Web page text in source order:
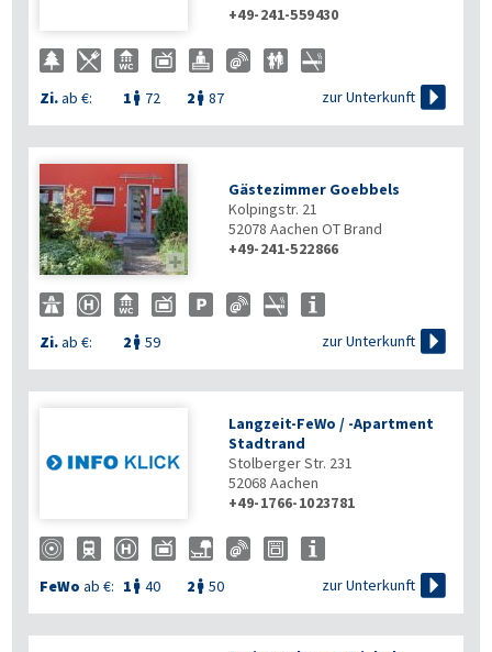
+49-241-559430
Zi.ab €: 1  72 2  87 zur Unterkunft 

Gästezimmer Goebbels
Kolpingstr. 21
52078 Aachen OT Brand
+49-241-522866
Zi.ab €: 2  59 zur Unterkunft 
Langzeit-FeWo / -Apartment
Stadtrand
Stolberger Str. 231
52068 Aachen
+49-1766-1023781
FeWo ab €: 1  40 2  50 zur Unterkunft 